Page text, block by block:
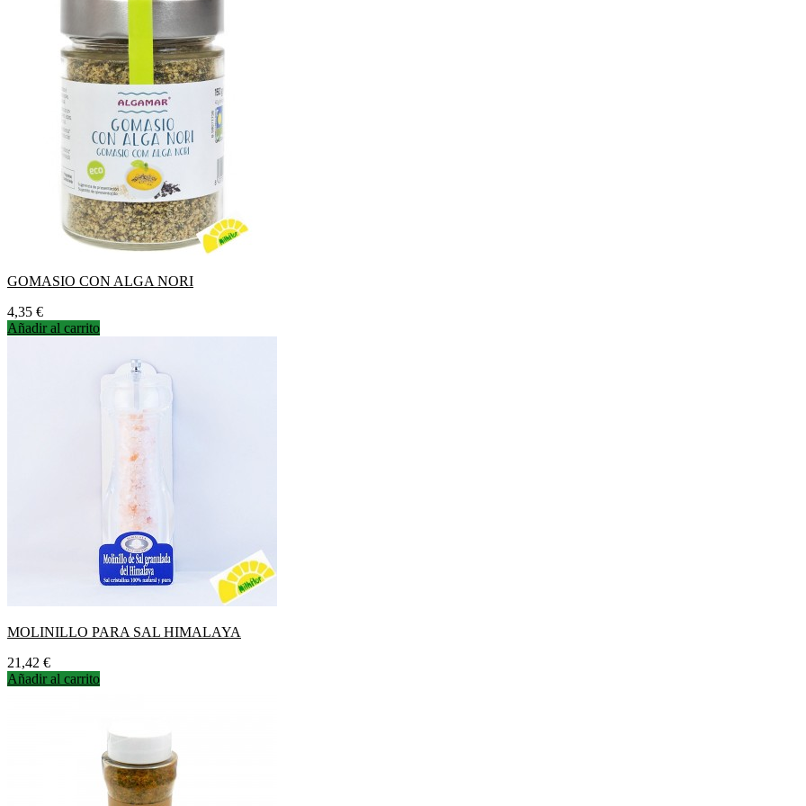
GOMASIO CON ALGA NORI
Precio
4,35 €
Añadir al carrito
MOLINILLO PARA SAL HIMALAYA
Precio
21,42 €
Añadir al carrito